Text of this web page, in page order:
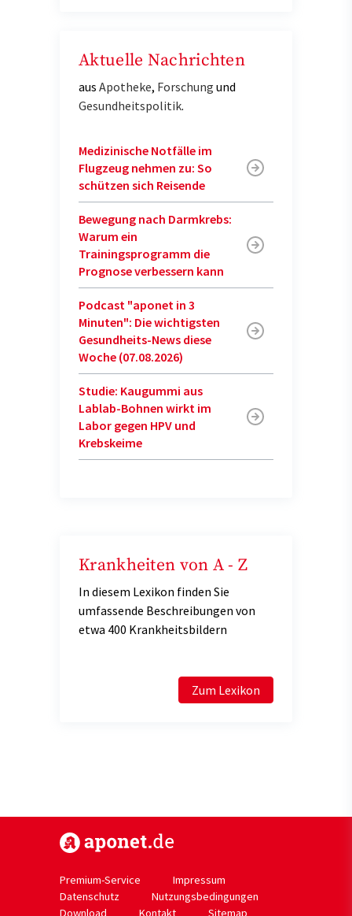
Aktuelle Nachrichten
aus Apotheke, Forschung und
Gesundheitspolitik.
Medizinische Notfälle im
Flugzeug nehmen zu: So
schützen sich Reisende
Bewegung nach Darmkrebs:
Warum ein
Trainingsprogramm die
Prognose verbessern kann
Podcast "aponet in 3
Minuten": Die wichtigsten
Gesundheits-News diese
Woche (07.08.2026)
Studie: Kaugummi aus
Lablab-Bohnen wirkt im
Labor gegen HPV und
Krebskeime
Krankheiten von A - Z
In diesem Lexikon finden Sie
umfassende Beschreibungen von
etwa 400 Krankheitsbildern
Zum Lexikon
Premium-Service
Impressum
Datenschutz
Nutzungsbedingungen
Download
Kontakt Sitemap